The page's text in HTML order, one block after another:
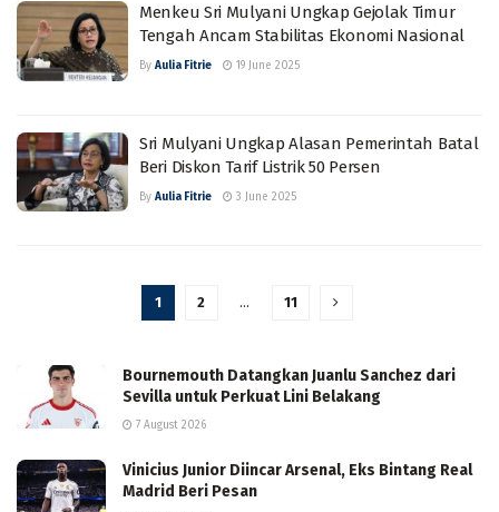
Menkeu Sri Mulyani Ungkap Gejolak Timur
Tengah Ancam Stabilitas Ekonomi Nasional
By Aulia Fitrie 19 June 2025
Sri Mulyani Ungkap Alasan Pemerintah Batal
Beri Diskon Tarif Listrik 50 Persen
By Aulia Fitrie 3 June 2025
1 2 … 11
Bournemouth Datangkan Juanlu Sanchez dari
Sevilla untuk Perkuat Lini Belakang
7 August 2026
Vinicius Junior Diincar Arsenal, Eks Bintang Real
Madrid Beri Pesan